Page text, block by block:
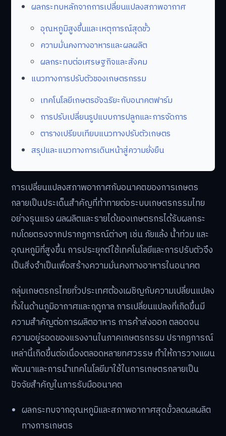
ผลกระทบหลักจากการเปลี่ยนแปลงสภาพอากาศ
อุณหภูมิสูงขึ้นและเหตุการณ์สุดขั้ว
ความมั่นคงทางอาหารและผลผลิต
ผลกระทบต่อเศรษฐกิจและสังคม
แนวทางการปรับตัวของเกษตรกรรม
เทคโนโลยีเกษตรอัจฉริยะกับอนาคตฟาร์ม
การปรับเปลี่ยนรูปแบบการปลูกและการจัดการ
ตารางเปรียบเทียบแนวทางปรับตัวเกษตร
สรุปและแนวทางการเดินหน้าสู่ความยั่งยืน
การเปลี่ยนแปลงสภาพอากาศกับอนาคตของการเกษตร
กลายเป็นประเด็นสำคัญที่ท้าทายต่อระบบเกษตรกรรมไทย
อย่างรุนแรง ผลผลิตและรายได้ของเกษตรกรได้รับผลกระ
ทบโดยตรงจากปรากฏการณ์ต่างๆ เช่น ภัยแล้ง น้ำท่วม และ
อุณหภูมิที่สูงขึ้น การประยุกต์ใช้เทคโนโลยีและการปรับตัวจึง
เป็นสิ่งจำเป็นเพื่อสร้างความมั่นคงทางอาหารในอนาคต
กลุ่มเกษตรกรไทยทั่วประเทศต้องเผชิญกับความเปลี่ยนแปลง
ทั้งในด้านภูมิอากาศและฤดูกาล การเปลี่ยนแปลงที่เกิดขึ้นมี
ความสำคัญต่อการผลิตอาหาร การค้าส่งออก ตลอดจน
ความอยู่รอดของแรงงานในภาคเกษตรกรรม ปรากฏการณ์
เหล่านี้เกิดขึ้นต่อเนื่องตลอดหลายทศวรรษ ทำให้การวางแผน
พัฒนาและการนำเทคโนโลยีมาใช้ในการเกษตรกลายเป็น
ปัจจัยสำคัญในการรับมืออนาคต
ผลกระทบจากอุณหภูมิและสภาพอากาศสุดขั้วลดผลผลิต
ทางการเกษตร